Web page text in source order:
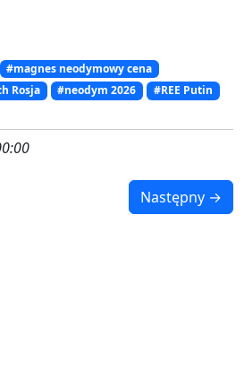
#magnes neodymowy cena
Rosja
#neodym 2026
#REE Putin
Następny →